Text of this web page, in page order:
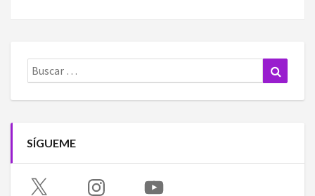
Buscar:
SÍGUEME
X Instagram YouTube